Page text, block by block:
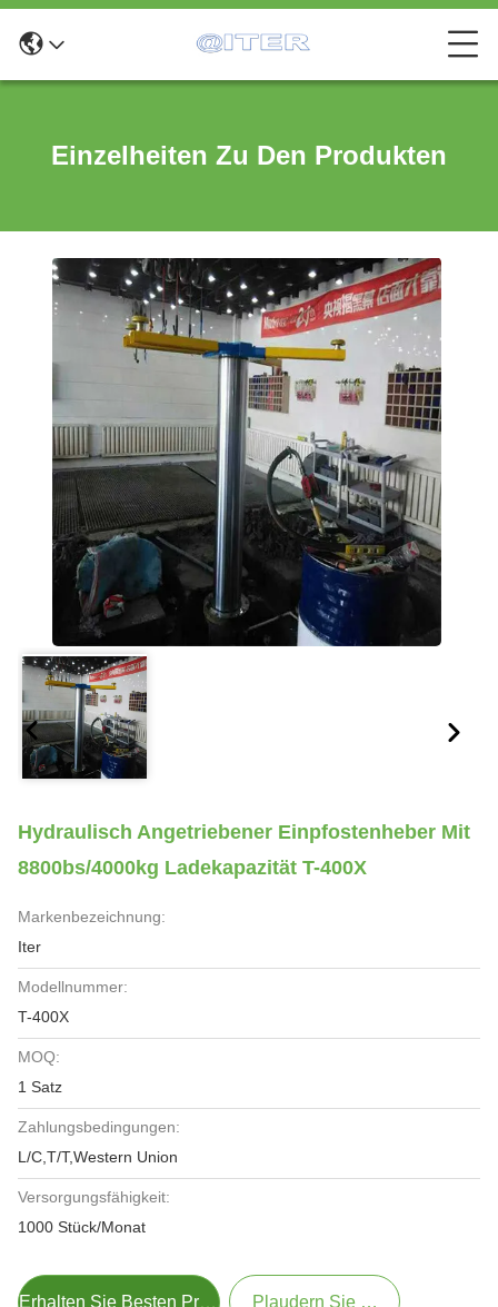
Einzelheiten Zu Den Produkten
Hydraulisch Angetriebener Einpfostenheber Mit
8800bs/4000kg Ladekapazität T-400X
Markenbezeichnung:
Iter
Modellnummer:
T-400X
MOQ:
1 Satz
Zahlungsbedingungen:
L/C,T/T,Western Union
Versorgungsfähigkeit:
1000 Stück/Monat
Erhalten Sie Besten Preis Plaudern Sie Jetzt